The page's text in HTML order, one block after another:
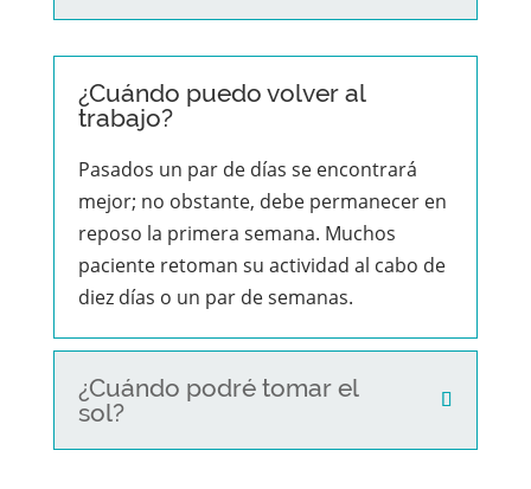
¿Cuándo puedo volver al
trabajo?
Pasados un par de días se encontrará
mejor; no obstante, debe permanecer en
reposo la primera semana. Muchos
paciente retoman su actividad al cabo de
diez días o un par de semanas.
¿Cuándo podré tomar el
sol?